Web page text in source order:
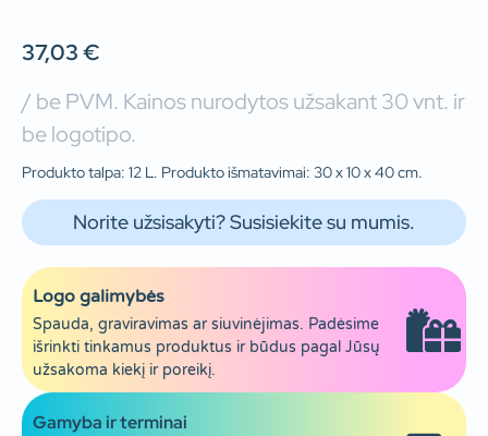
37,03€
/ be PVM. Kainos nurodytos užsakant 30 vnt. ir
be logotipo.
Produkto talpa: 12 L. Produkto išmatavimai: 30 x 10 x 40 cm.
Norite užsisakyti? Susisiekite su mumis.
Logo galimybės
Spauda, graviravimas ar siuvinėjimas. Padėsime
išrinkti tinkamus produktus ir būdus pagal Jūsų
užsakoma kiekį ir poreikį.
Gamyba ir terminai